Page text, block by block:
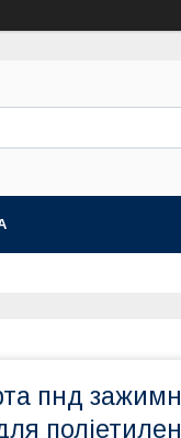
пнд